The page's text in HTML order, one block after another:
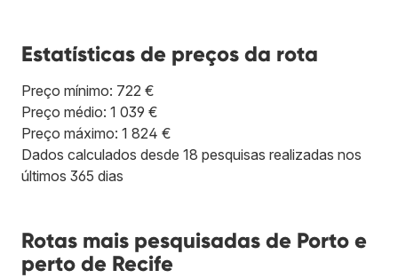
Estatísticas de preços da rota
Preço mínimo: 722 €
Preço médio: 1 039 €
Preço máximo: 1 824 €
Dados calculados desde 18 pesquisas realizadas nos
últimos 365 dias
Rotas mais pesquisadas de Porto e
perto de Recife